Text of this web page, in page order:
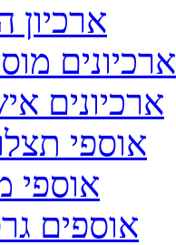
ארכיון
ארכיונים
ארכיונים
אוספי
אוספי
אוספים